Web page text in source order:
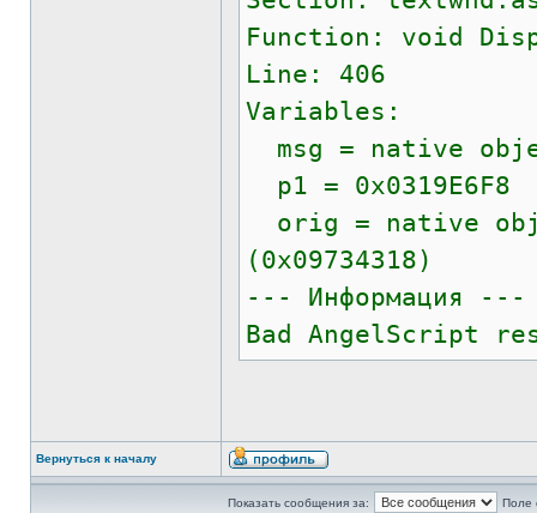
Function: void
Line: 406
Variables:
msg = native
p1 = 0x0319E6F8
orig = native
(0x09734318)
--- Информация ---
Bad AngelScript
Вернуться к началу
Показать сообщения за: Поле